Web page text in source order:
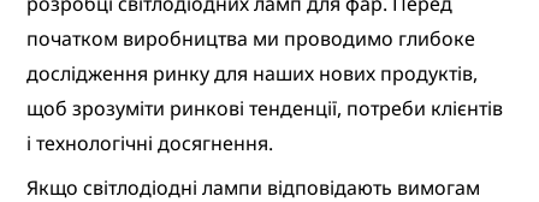
початком виробництва ми проводимо глибоке
дослідження ринку для наших нових продуктів,
щоб зрозуміти ринкові тенденції, потреби клієнтів
і технологічні досягнення.
Якщо світлодіодні лампи відповідають вимогам